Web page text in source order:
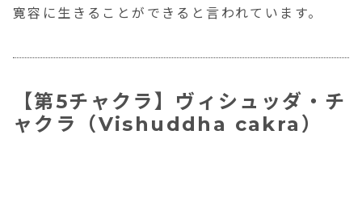
寛容に生きる ことができる と言われています。
【第5チャクラ】ヴィシュッダ・チ
ャクラ（Vishuddha cakra）